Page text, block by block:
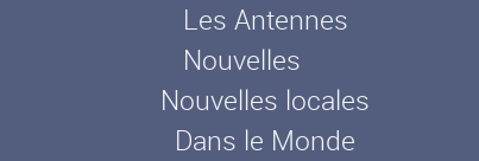
Les Antennes
Nouvelles
Nouvelles locales
Dans le Monde